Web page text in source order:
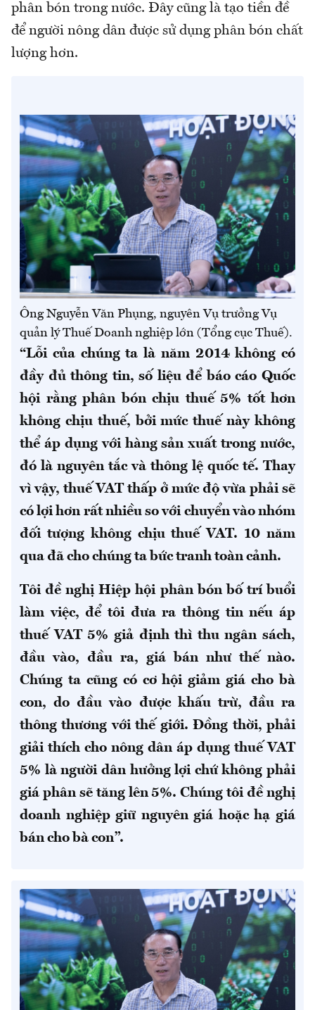
phân bón trong nước. Đây cũng là tạo tiền đề
để người nông dân được sử dụng phân bón chất
lượng hơn.
Ông Nguyễn Văn Phụng, nguyên Vụ trưởng Vụ
quản lý Thuế Doanh nghiệp lớn (Tổng cục Thuế).
“Lỗi của chúng ta là năm 2014 không có
đầy đủ thông tin, số liệu để báo cáo Quốc
hội rằng phân bón chịu thuế 5% tốt hơn
không chịu thuế, bởi mức thuế này không
thể áp dụng với hàng sản xuất trong nước,
đó là nguyên tắc và thông lệ quốc tế. Thay
vì vậy, thuế VAT thấp ở mức độ vừa phải sẽ
có lợi hơn rất nhiều so với chuyển vào nhóm
đối tượng không chịu thuế VAT. 10 năm
qua đã cho chúng ta bức tranh toàn cảnh.
Tôi đề nghị Hiệp hội phân bón bố trí buổi
làm việc, để tôi đưa ra thông tin nếu áp
thuế VAT 5% giả định thì thu ngân sách,
đầu vào, đầu ra, giá bán như thế nào.
Chúng ta cũng có cơ hội giảm giá cho bà
con, do đầu vào được khấu trừ, đầu ra
thông thương với thế giới. Đồng thời, phải
giải thích cho nông dân áp dụng thuế VAT
5% là người dân hưởng lợi chứ không phải
giá phân sẽ tăng lên 5%. Chúng tôi đề nghị
doanh nghiệp giữ nguyên giá hoặc hạ giá
bán cho bà con”.